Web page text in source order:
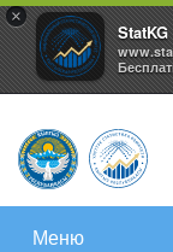
×
StatKG
Меню